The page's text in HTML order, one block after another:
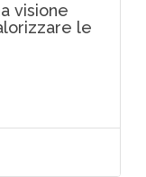
visione
le